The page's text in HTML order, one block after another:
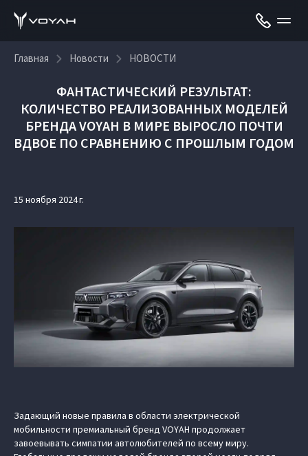
Главная Новости НОВОСТИ
ФАНТАСТИЧЕСКИЙ РЕЗУЛЬТАТ:
КОЛИЧЕСТВО РЕАЛИЗОВАННЫХ МОДЕЛЕЙ
БРЕНДА VOYAH В МИРЕ ВЫРОСЛО ПОЧТИ
ВДВОЕ ПО СРАВНЕНИЮ С ПРОШЛЫМ ГОДОМ
15 ноября 2024 г.
Задающий новые правила в области электрической
мобильности премиальный бренд VOYAH продолжает
завоевывать симпатии автолюбителей по всему миру.